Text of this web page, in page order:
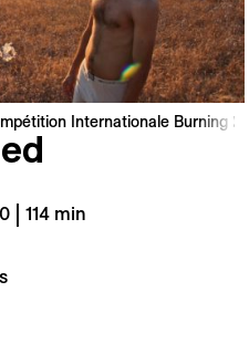
Internationale Burning
| 114 min